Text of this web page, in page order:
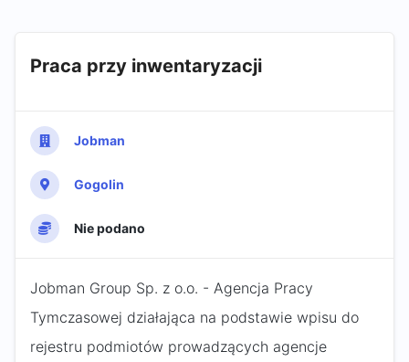
Praca przy inwentaryzacji
Jobman
Gogolin
Nie podano
Jobman Group Sp. z o.o. - Agencja Pracy
Tymczasowej działająca na podstawie wpisu do
rejestru podmiotów prowadzących agencje